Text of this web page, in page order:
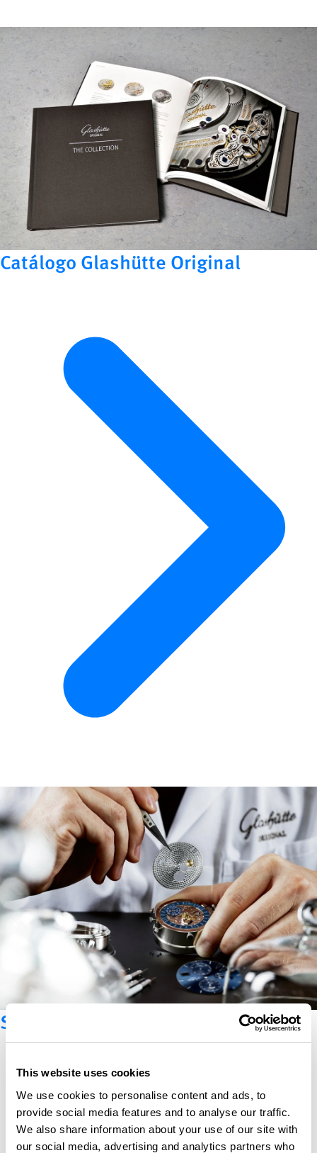
This website uses cookies
We use cookies to personalise content and ads, to
provide social media features and to analyse our traffic.
We also share information about your use of our site with
our social media, advertising and analytics partners who
Catálogo Glashütte Original
Suscríbete al boletín